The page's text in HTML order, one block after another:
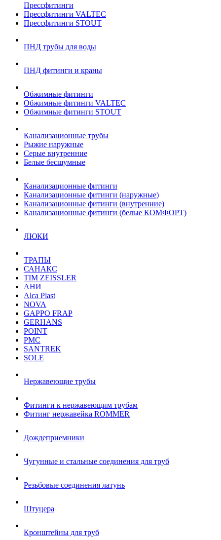
Прессфитинги
Прессфитинги VALTEC
Прессфитинги STOUT
ПНД трубы для воды
ПНД фитинги и краны
Обжимные фитинги
Обжимные фитинги VALTEC
Обжимные фитинги STOUT
Канализационные трубы
Рыжие наружные
Серые внутренние
Белые бесшумные
Канализационные фитинги
Канализационные фитинги (наружные)
Канализационные фитинги (внутренние)
Канализационные фитинги (белые КОМФОРТ)
ЛЮКИ
ТРАПЫ
САНАКС
TIM ZEISSLER
АНИ
Alca Plast
NOVA
GAPPO FRAP
GERHANS
POINT
РМС
SANTREK
SOLE
Нержавеющие трубы
Фитинги к нержавеющим трубам
Фитинг нержавейка ROMMER
Дождеприемники
Чугунные и стальные соединения для труб
Резьбовые соединения латунь
Штуцера
Кронштейны для труб